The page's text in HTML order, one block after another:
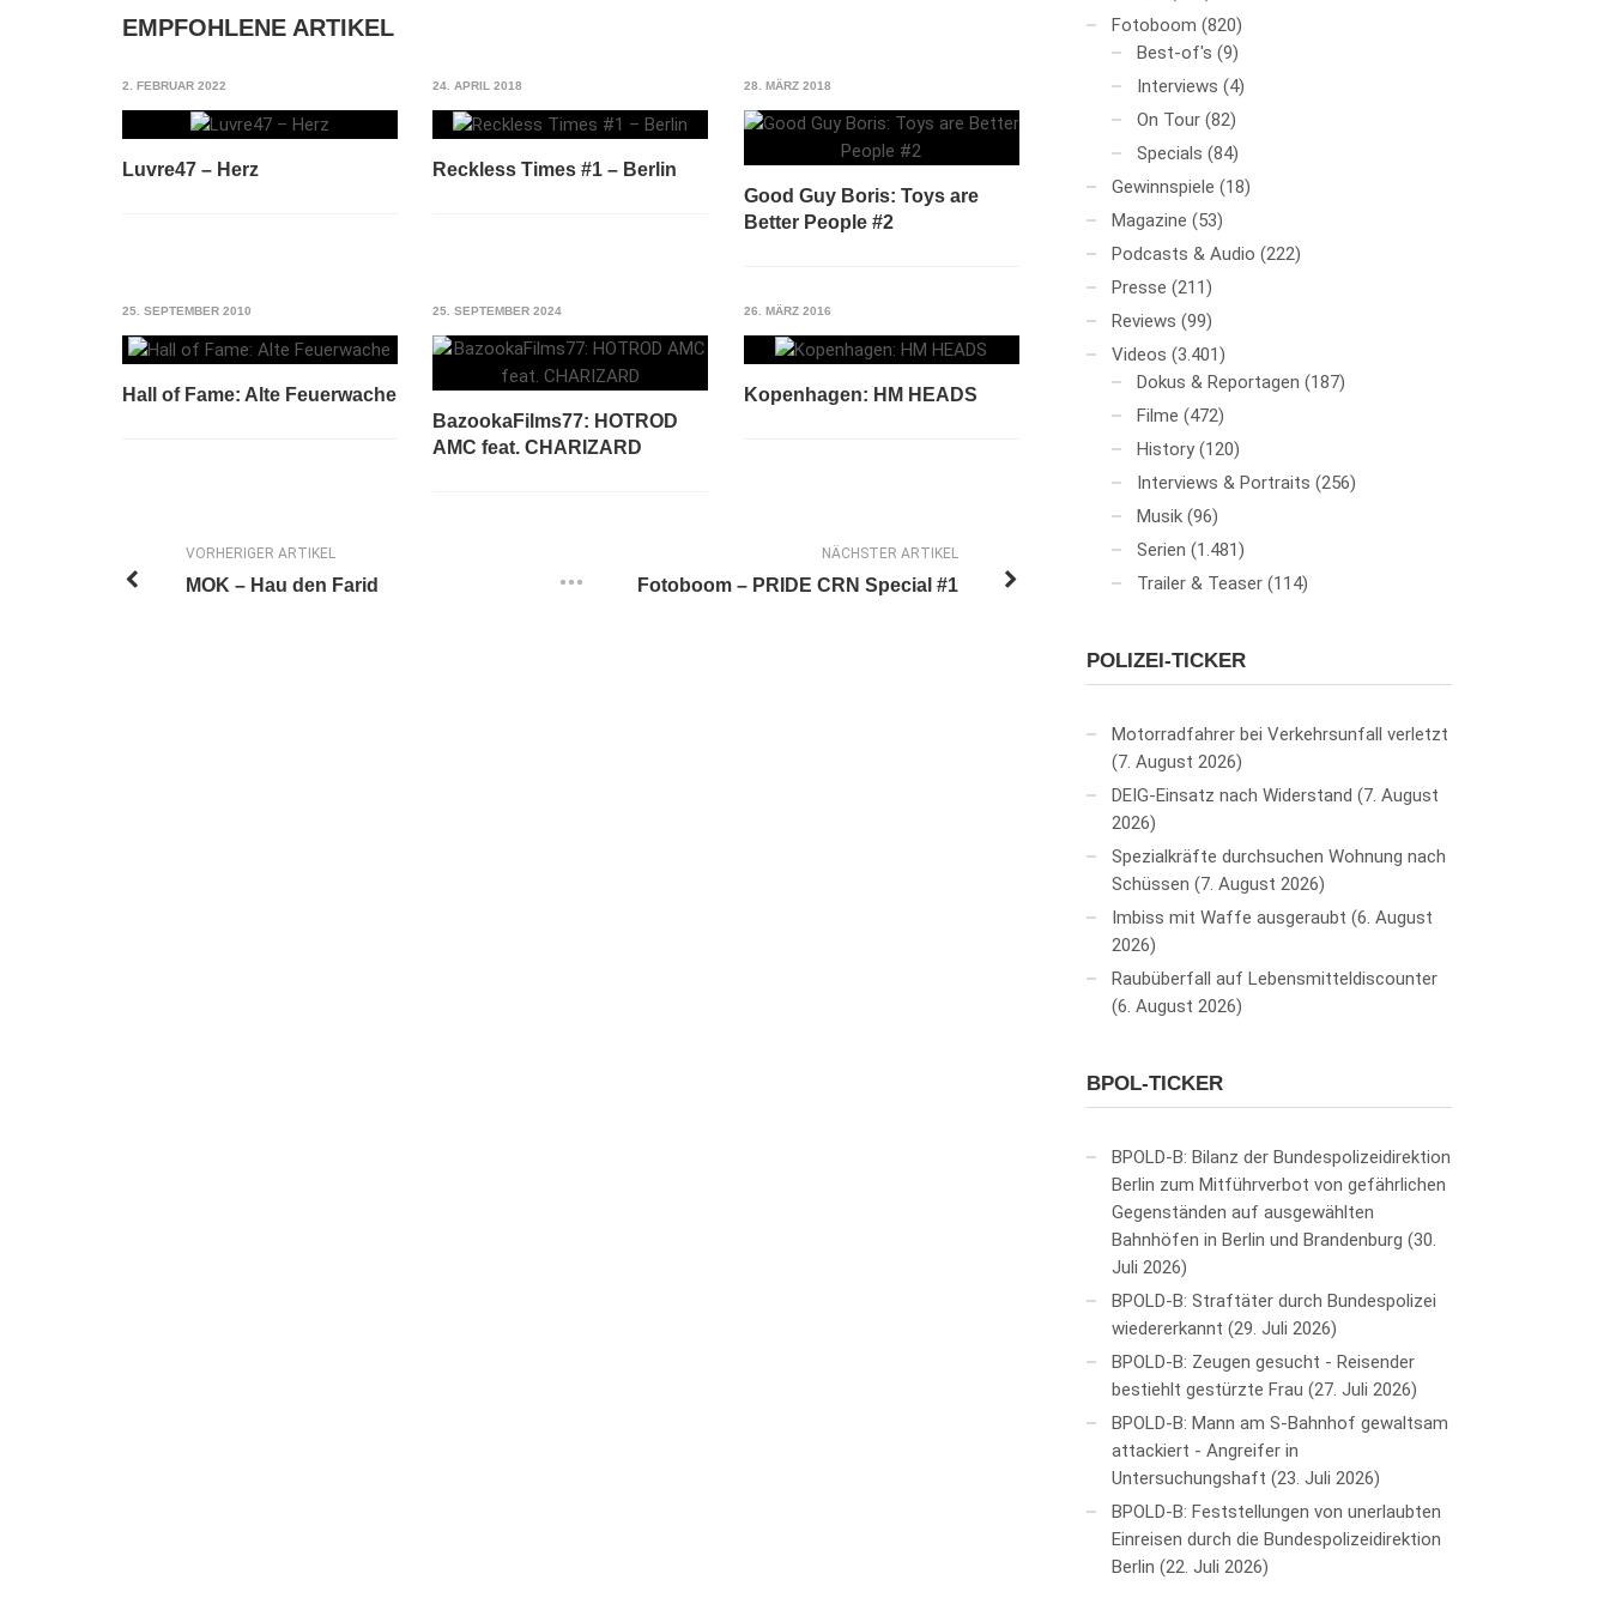
EMPFOHLENE ARTIKEL
2. FEBRUAR 2022
Luvre47 – Herz
24. APRIL 2018
Reckless Times #1 – Berlin
28. MÄRZ 2018
Good Guy Boris: Toys are
Better People #2
25. SEPTEMBER 2010
Hall of Fame: Alte Feuerwache
25. SEPTEMBER 2024
BazookaFilms77: HOTROD
AMC feat. CHARIZARD
26. MÄRZ 2016
Kopenhagen: HM HEADS
NÄCHSTER ARTIKEL
Fotoboom – PRIDE CRN Special #1
VORHERIGER ARTIKEL
MOK – Hau den Farid
Fotoboom (820)
Best-of's (9)
Interviews (4)
On Tour (82)
Specials (84)
Gewinnspiele (18)
Magazine (53)
Podcasts & Audio (222)
Presse (211)
Reviews (99)
Videos (3.401)
Dokus & Reportagen (187)
Filme (472)
History (120)
Interviews & Portraits (256)
Musik (96)
Serien (1.481)
Trailer & Teaser (114)
POLIZEI-TICKER
Motorradfahrer bei Verkehrsunfall verletzt
7. August 2026
DEIG-Einsatz nach Widerstand
7. August
2026
Spezialkräfte durchsuchen Wohnung nach
Schüssen
7. August 2026
Imbiss mit Waffe ausgeraubt 6. August
2026
Raubüberfall auf Lebensmitteldiscounter
6. August 2026
BPOL-TICKER
BPOLD-B: Bilanz der Bundespolizeidirektion
Berlin zum Mitführverbot von gefährlichen
Gegenständen auf ausgewählten
Bahnhöfen in Berlin und Brandenburg 30.
Juli 2026
BPOLD-B: Straftäter durch Bundespolizei
wiedererkannt 29. Juli 2026
BPOLD-B: Zeugen gesucht - Reisender
bestiehlt gestürzte Frau 27. Juli 2026
BPOLD-B: Mann am S-Bahnhof gewaltsam
attackiert - Angreifer in
Untersuchungshaft 23. Juli 2026
BPOLD-B: Feststellungen von unerlaubten
Einreisen durch die Bundespolizeidirektion
Berlin 22. Juli 2026